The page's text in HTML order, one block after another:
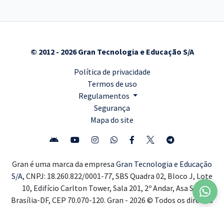
© 2012 - 2026 Gran Tecnologia e Educação S/A
Política de privacidade
Termos de uso
Regulamentos
Segurança
Mapa do site
Gran é uma marca da empresa Gran Tecnologia e Educação
S/A, CNPJ: 18.260.822/0001-77, SBS Quadra 02, Bloco J, Lote
10, Edifício Carlton Tower, Sala 201, 2º Andar, Asa Sul,
Brasília-DF, CEP 70.070-120. Gran - 2026 © Todos os direitos